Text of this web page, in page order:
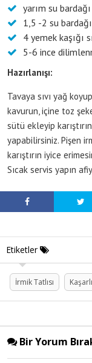
yarım su
1,5 -2 su
4 yemek kaşığı
5-6 ince
Hazırlanışı:
Tavaya sıvı yağ
kavurun, içine toz
sütü ekleyip
yapabilirsiniz. Pişen
karıştırın iyice
Sıcak servis yapın
Etiketler
İrmik Tatlısı
Bir Yorum